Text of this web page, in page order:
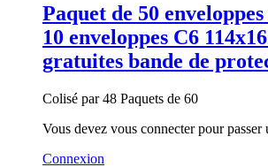
Paquet de 50
10 enveloppes C6
gratuites bande de
Colisé par 48 Paquets de 60
Vous devez vous connecter pour passer
Connexion